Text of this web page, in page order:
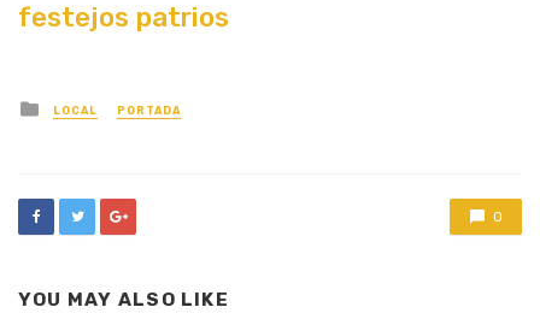
festejos patrios
Posted
in
LOCAL PORTADA
0
YOU MAY ALSO LIKE